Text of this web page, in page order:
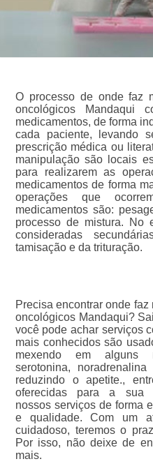
O processo de onde faz
oncológicos Mandaqui
medicamentos, de forma
cada paciente, levando
prescrição médica ou
manipulação são locais
para realizarem as
medicamentos de forma
operações que
medicamentos são:
processo de mistura. No
consideradas
tamisação e da trituração.
Precisa encontrar onde
oncológicos Mandaqui?
você pode achar serviços
mais conhecidos são
mexendo em alguns
serotonina,
reduzindo o apetite.,
oferecidas para a sua
nossos serviços de forma
e qualidade. Com um
cuidadoso, teremos o
Por isso, não deixe de
mais.